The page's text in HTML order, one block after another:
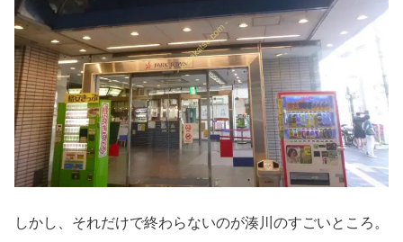
しかし、それだけで終わらないのが湊川のすごいところ。